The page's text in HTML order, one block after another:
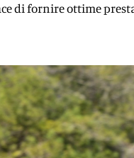
di fornire ottime